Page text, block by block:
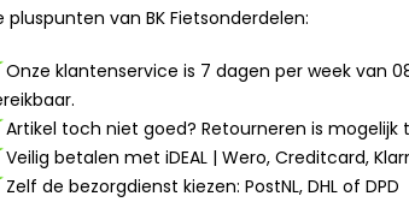
pluspunten van BK Fietsonderdelen:
Onze klantenservice is 7 dagen per week van
Artikel toch niet goed? Retourneren is mogelijk
Veilig betalen met iDEAL | Wero, Creditcard,
Zelf de bezorgdienst kiezen: PostNL, DHL of DPD